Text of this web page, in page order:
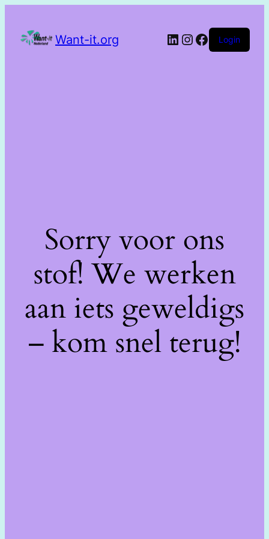
Want-it.org Login
Sorry voor ons
stof! We werken
aan iets geweldigs
– kom snel terug!